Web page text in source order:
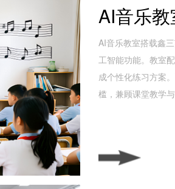
AI音乐教
AI音乐教室搭载鑫
工智能功能。教室
成个性化练习方案
槛，兼顾课堂教学